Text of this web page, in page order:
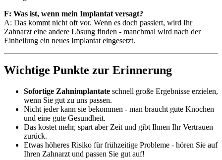
F: Was ist, wenn mein Implantat versagt?
A: Das kommt nicht oft vor. Wenn es doch passiert, wird Ihr
Zahnarzt eine andere Lösung finden - manchmal wird nach der
Einheilung ein neues Implantat eingesetzt.
Wichtige Punkte zur Erinnerung
Sofortige Zahnimplantate schnell große Ergebnisse erzielen,
wenn Sie gut zu uns passen.
Nicht jeder kann sie bekommen - man braucht gute Knochen
und eine gute Gesundheit.
Das kostet mehr, spart aber Zeit und gibt Ihnen Ihr Vertrauen
zurück.
Etwas höheres Risiko für frühzeitige Probleme - hören Sie auf
Ihren Zahnarzt und passen Sie gut auf!